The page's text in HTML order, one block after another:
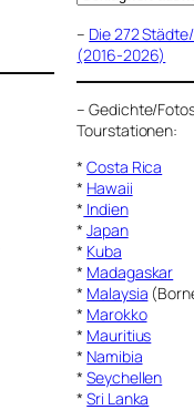
– Die 272
(2016-2026)
–Gedichte/
Tourstationen:
*Costa Rica
* Hawaii
* Indien
*Japan
* Kuba
* Madagaskar
* Malaysia
* Marokko
* Mauritius
* Namibia
*Seychellen
*Sri Lanka